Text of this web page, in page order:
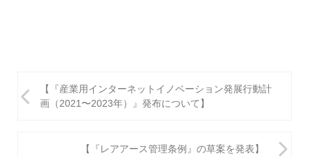
稿
【『産業用インターネットイノベーション発展行動計
画（2021〜2023年）』発布について】
【『レアアース管理条例』の草案を発表】